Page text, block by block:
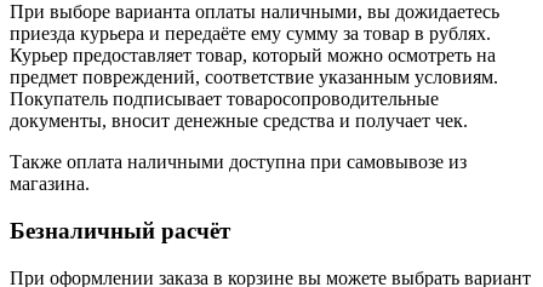
При выборе варианта оплаты наличными, вы дожидаетесь
приезда курьера и передаёте ему сумму за товар в рублях.
Курьер предоставляет товар, который можно осмотреть на
предмет повреждений, соответствие указанным условиям.
Покупатель подписывает товаросопроводительные
документы, вносит денежные средства и получает чек.
Также оплата наличными доступна при самовывозе из
магазина.
Безналичный расчёт
При оформлении заказа в корзине вы можете выбрать вариант